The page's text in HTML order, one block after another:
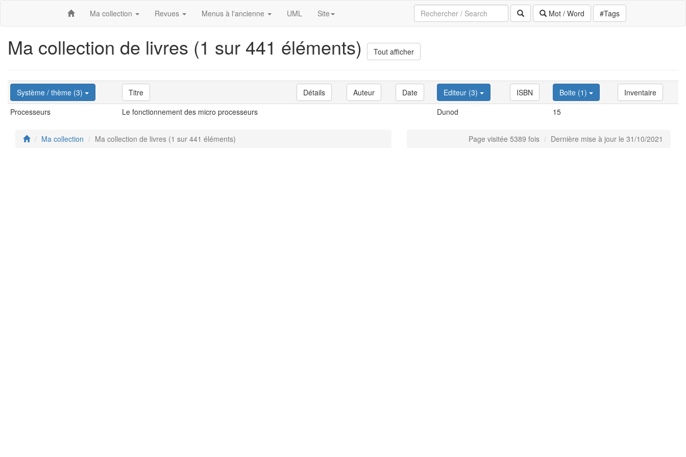
Ma collection Revues Menus à l'ancienne UML Site Mot / Word #Tags
Ma collection de livres (1 sur 441 éléments) Tout afficher
Système / thème (3) Titre Détails Auteur Date Editeur (3) ISBN Boite (1)
Inventaire
Processeurs
Le fonctionnement des micro processeurs Dunod 15
Ma collection Ma collection de livres (1 sur 441 éléments) Page visitée 5389 fois Dernière mise à jour le 31/10/2021